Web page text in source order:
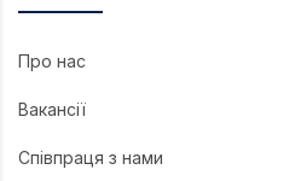
Про нас
Вакансії
Співпраця з нами